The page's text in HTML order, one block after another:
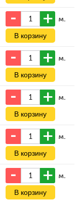
м.
м.
м.
м.
м.